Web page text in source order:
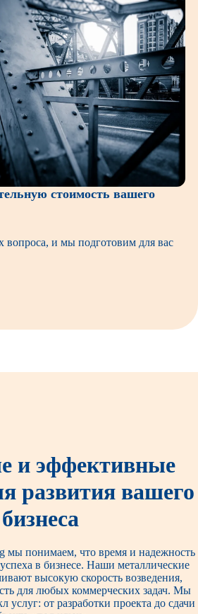
стоимость вашего
вопроса, и мы подготовим для вас
и эффективные
развития вашего
бизнеса
мы понимаем, что время и надежность
в бизнесе. Наши металлические
высокую скорость возведения,
для любых коммерческих задач. Мы
услуг: от разработки проекта до сдачи